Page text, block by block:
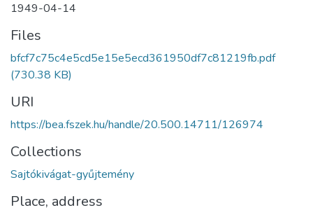
1949-04-14
Files
bfcf7c75c4e5cd5e15e5ecd361950df7c81219fb.pdf
(730.38 KB)
URI
https://bea.fszek.hu/handle/20.500.14711/126974
Collections
Sajtókivágat-gyűjtemény
Place, address